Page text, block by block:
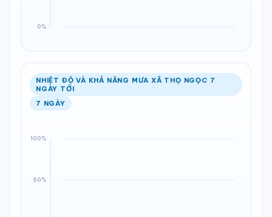
NHIỆT ĐỘ VÀ KHẢ NĂNG MƯA XÃ THỌ NGỌC 7
NGÀY TỚI
7 NGÀY